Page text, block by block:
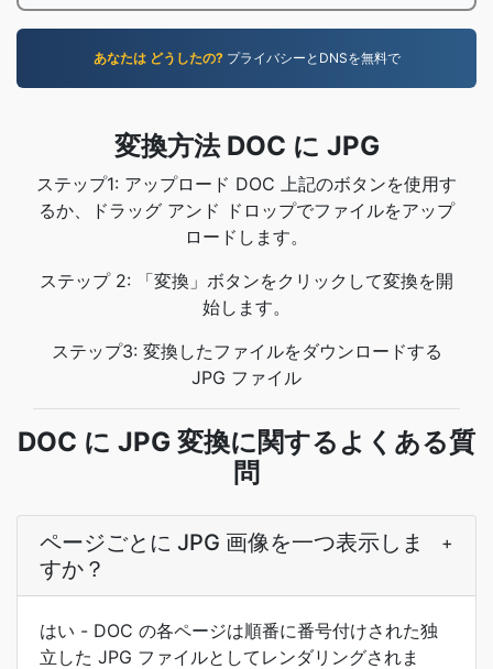
あなたは どうしたの?プライバシーとDNSを無料で
変換方法 DOC に JPG
ステップ1: アップロード DOC 上記のボタンを使用す
るか、ドラッグ アンド ドロップでファイルをアップ
ロードします。
ステップ 2: 「変換」ボタンをクリックして変換を開
始します。
ステップ3: 変換したファイルをダウンロードする
JPG ファイル
DOC に JPG 変換に関するよくある質
問
ページごとに JPG 画像を一つ表示しま
すか？
+
はい - DOC の各ページは順番に番号付けされた独
立した JPG ファイルとしてレンダリングされま